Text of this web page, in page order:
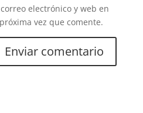
electrónico y web en
vez que comente.